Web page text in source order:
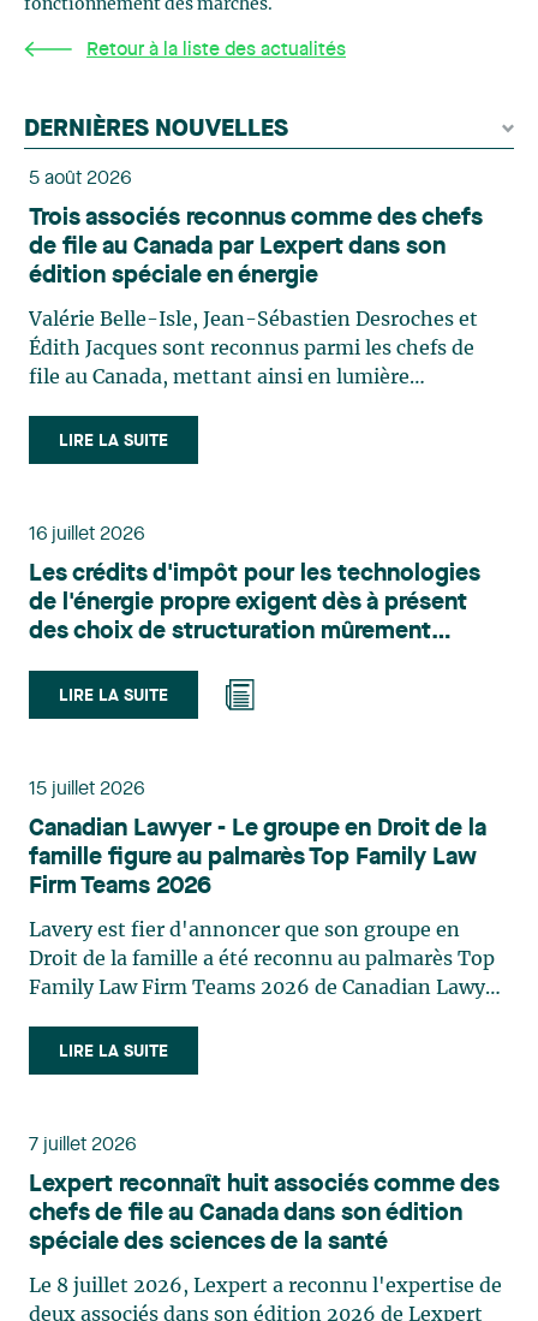
fonctionnement des marchés.
Retour à la liste des actualités
DERNIÈRES NOUVELLES
5 août 2026
Trois associés reconnus comme des chefs
de file au Canada par Lexpert dans son
édition spéciale en énergie
Valérie Belle-Isle, Jean-Sébastien Desroches et
Édith Jacques sont reconnus parmi les chefs de
file au Canada, mettant ainsi en lumière
le domaine du droit des technologies. Valérie
Belle-Isle est associée au sein du groupe de droit
principalement sur le droit de l’environnement,
du territoire. Elle conseille et représente une
clientèle publique et privée dans le cadre d’enjeux
touchant notamment les obligations
et de permis, l’application et la contestation de
règlements d’urbanisme, ainsi que les dossiers
municipalités dans la validation juridique de leurs
Reconnue pour son approche à la fois stratégique
et pratique, elle intervient aussi en matière de
taxation municipale et d’évaluation foncière, en
plus de contribuer régulièrement à des
publications et à des activités de formation. Jean-
Sébastien Desroches œuvre en droit des affaires,
acquisitions, des infrastructures, des énergies
d'envergure, d’opérations juridiques complexes,
de transactions transfrontalières, de
réorganisations et d’investissements au Canada
et sur la scène internationale pour des clients
internationales et des clients institutionnels,
LIRE LA SUITE
16 juillet 2026
Les crédits d'impôt pour les technologies
de l'énergie propre exigent dès à présent
des choix de structuration mûrement
LIRE LA SUITE
15 juillet 2026
Canadian Lawyer - Le groupe en Droit de la
famille figure au palmarès Top Family Law
Firm Teams 2026
Lavery est fier d'annoncer que son groupe en
Droit de la famille a été reconnu au palmarès Top
Family Law Firm Teams 2026 de Canadian Lawyer.
sélection rigoureux, fondé sur des nominations
issues du lectorat, d'associations juridiques et de
par un jury indépendant composé de praticiens
l'ensemble du Canada. Cette distinction
appartient à toute une équipe. Félicitations à
l'ensemble des membres du groupe en Droit de la
famille: Victoria Cohene, Isabelle Duval, Caroline
Harnois, Awatif Lakhdar, Elisabeth Pinard,
LIRE LA SUITE
7 juillet 2026
Lexpert reconnaît huit associés comme des
chefs de file au Canada dans son édition
spéciale des sciences de la santé
Le 8 juillet 2026, Lexpert a reconnu l'expertise de
deux associés dans son édition 2026 de Lexpert